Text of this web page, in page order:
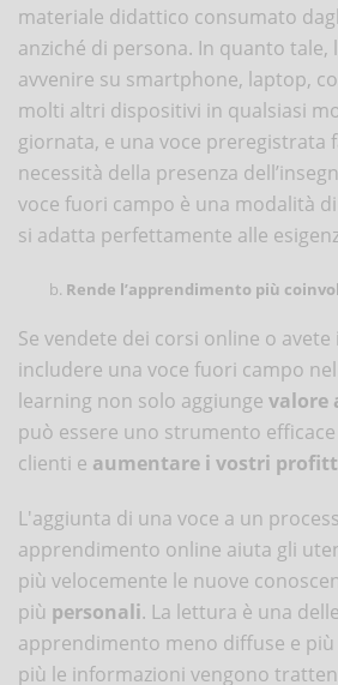
materiale didattico consumato
anziché di persona. In quanto tale,
avvenire su smartphone, laptop,
molti altri dispositivi in qualsiasi
giornata, e una voce preregistrata
necessità della presenza
voce fuori campo è una modalità
si adatta perfettamente alle
Rende l’apprendimento più
Se vendete dei corsi online o
includere una voce fuori campo
learning non solo aggiunge valore
può essere uno strumento
clienti e aumentare i vostri
L'aggiunta di una voce a un
apprendimento online aiuta gli
più velocemente le nuove
più personali. La lettura è una
apprendimento meno diffuse e più
più le informazioni vengono